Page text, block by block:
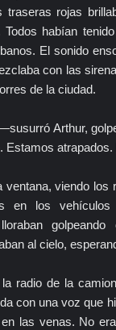
traseras rojas
Todos habían
El sonido
con las
de la ciudad.
Arthur,
atrapados.
ventana, viendo los
en los vehículos
al cielo,
radio de la
con una voz que
las venas. No